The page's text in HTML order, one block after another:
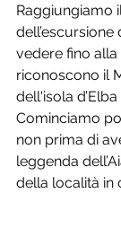
Raggiungiamo
vedere fino alla
riconoscono il
dell'isola
Cominciamo
non prima di
leggenda
della località in